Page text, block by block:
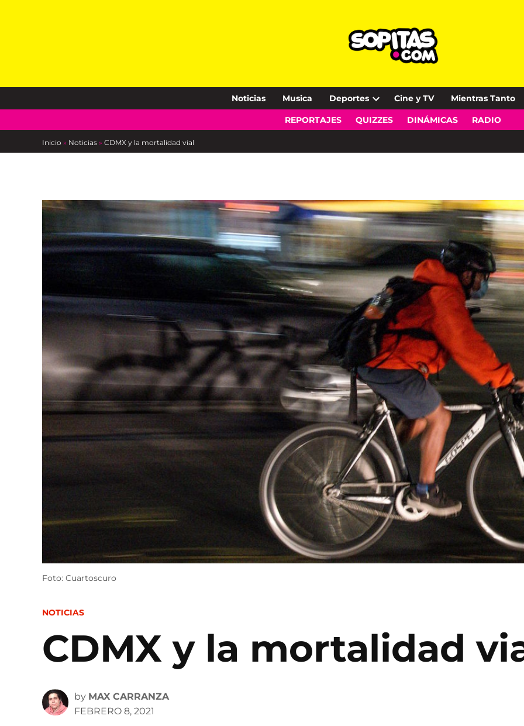
Noticias Musica Deportes
Open
dropdown
Cine y TV Mientras Tanto
REPORTAJES QUIZZES DINÁMICAS RADIO
Inicio » Noticias » CDMX y la mortalidad vial
Foto: Cuartoscuro
POSTED
NOTICIAS
CDMX y la mortalidad
by MAX CARRANZA
FEBRERO 8, 2021